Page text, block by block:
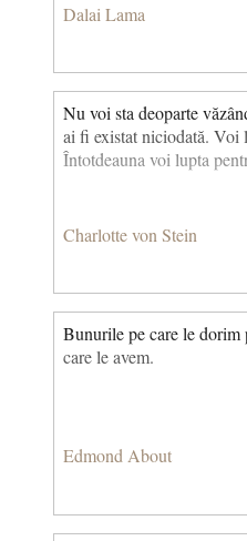
Dalai Lama
Nu voi sta deoparte
ai fi existat niciodată. Voi
Întotdeauna voi lupta
Charlotte von Stein
Bunurile pe care le dorim
care le avem.
Edmond About